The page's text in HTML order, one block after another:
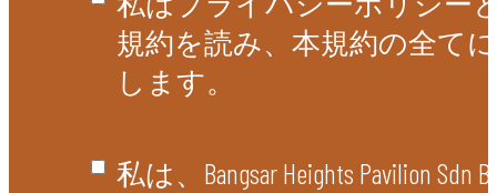
規約を読み、本規約の全て
します。
私は、Bangsar Heights Pavilion Sdn